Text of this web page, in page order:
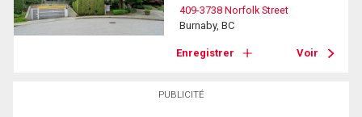
PUBLICITÉ
409-3738 Norfolk Street
Burnaby, BC
Enregistrer Voir